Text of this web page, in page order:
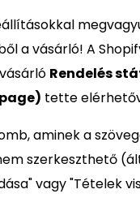
a vásárló! A
Rendelés
tette
aminek a
szerkeszthető
vagy "Tételek